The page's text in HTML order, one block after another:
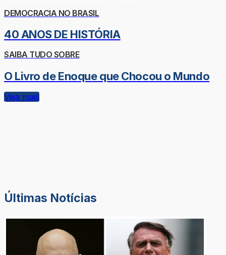
DEMOCRACIA NO BRASIL
40 ANOS DE HISTÓRIA
SAIBA TUDO SOBRE
O Livro de Enoque que Chocou o Mundo
Veja mais
Últimas Notícias